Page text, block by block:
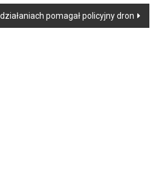
pomagał policyjny dron